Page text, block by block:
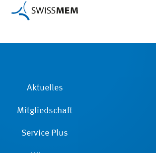
Aktuelles
Mitgliedschaft
Service Plus